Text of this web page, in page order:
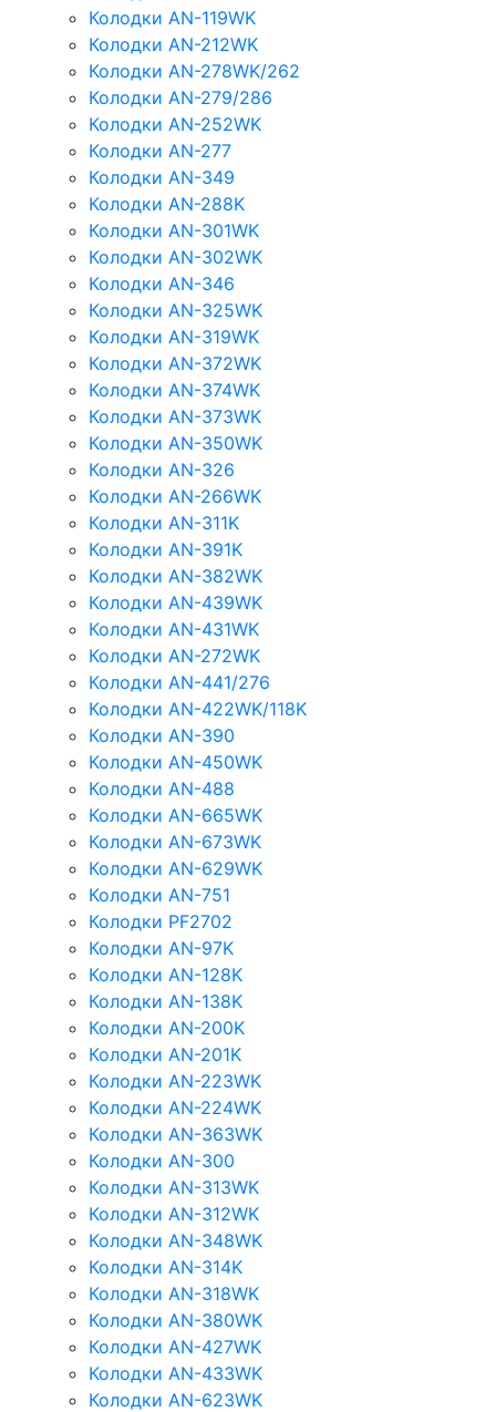
Колодки AN-119WK
Колодки AN-212WK
Колодки AN-278WK/262
Колодки AN-279/286
Колодки AN-252WK
Колодки AN-277
Колодки AN-349
Колодки AN-288K
Колодки AN-301WK
Колодки AN-302WK
Колодки AN-346
Колодки AN-325WK
Колодки AN-319WK
Колодки AN-372WK
Колодки AN-374WK
Колодки AN-373WK
Колодки AN-350WK
Колодки AN-326
Колодки AN-266WK
Колодки AN-311K
Колодки AN-391K
Колодки AN-382WK
Колодки AN-439WK
Колодки AN-431WK
Колодки AN-272WK
Колодки AN-441/276
Колодки AN-422WK/118K
Колодки AN-390
Колодки AN-450WK
Колодки AN-488
Колодки AN-665WK
Колодки AN-673WK
Колодки AN-629WK
Колодки AN-751
Колодки PF2702
Колодки AN-97K
Колодки AN-128K
Колодки AN-138K
Колодки AN-200K
Колодки AN-201K
Колодки AN-223WK
Колодки AN-224WK
Колодки AN-363WK
Колодки AN-300
Колодки AN-313WK
Колодки AN-312WK
Колодки AN-348WK
Колодки AN-314K
Колодки AN-318WK
Колодки AN-380WK
Колодки AN-427WK
Колодки AN-433WK
Колодки AN-623WK